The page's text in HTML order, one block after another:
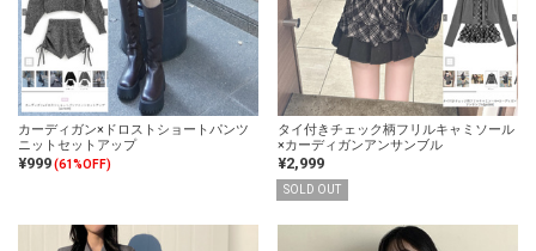
カーディガン×ドロストショートパンツ
ニットセットアップ
¥999(61%OFF)
タイ付きチェック柄フリルキャミソール
×カーディガンアンサンブル
¥2,999
SOLD OUT